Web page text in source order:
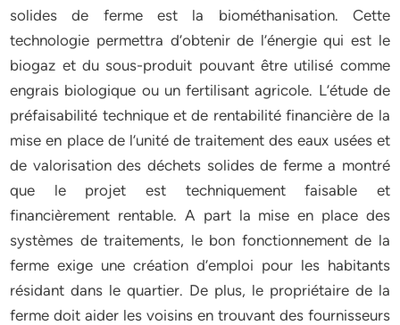
solides de ferme est la biométhanisation. Cette
technologie permettra d’obtenir de l’énergie qui est le
biogaz et du sous-produit pouvant être utilisé comme
engrais biologique ou un fertilisant agricole. L’étude de
préfaisabilité technique et de rentabilité financière de la
mise en place de l’unité de traitement des eaux usées et
de valorisation des déchets solides de ferme a montré
que le projet est techniquement faisable et
financièrement rentable. A part la mise en place des
systèmes de traitements, le bon fonctionnement de la
ferme exige une création d’emploi pour les habitants
résidant dans le quartier. De plus, le propriétaire de la
ferme doit aider les voisins en trouvant des fournisseurs